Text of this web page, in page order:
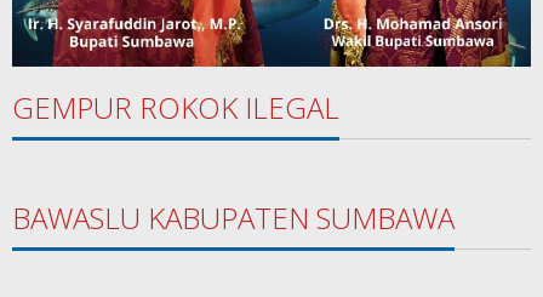
GEMPUR ROKOK ILEGAL
BAWASLU KABUPATEN SUMBAWA